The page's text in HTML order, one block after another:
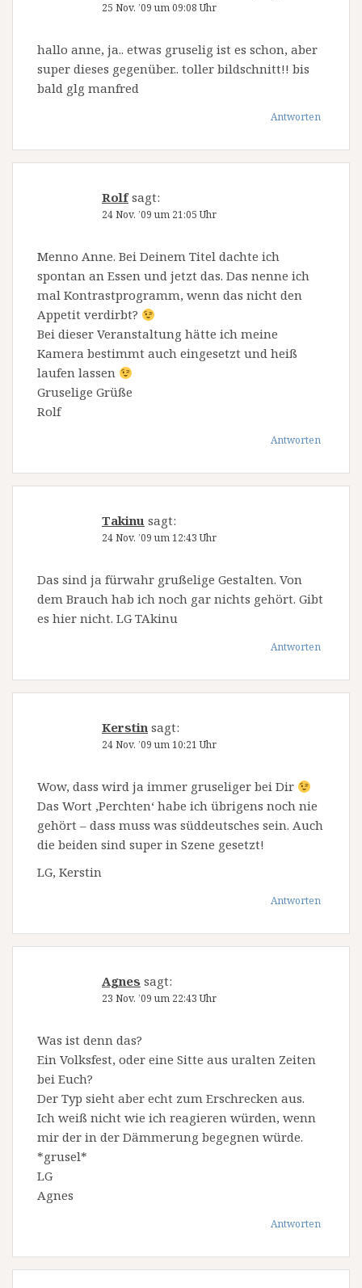
25 Nov. ’09 um 09:08 Uhr
hallo anne, ja.. etwas gruselig ist es schon, aber
super dieses gegenüber.. toller bildschnitt!! bis
bald glg manfred
Antworten
Rolf sagt:
24 Nov. ’09 um 21:05 Uhr
Menno Anne. Bei Deinem Titel dachte ich
spontan an Essen und jetzt das. Das nenne ich
mal Kontrastprogramm, wenn das nicht den
Appetit verdirbt?
Bei dieser Veranstaltung hätte ich meine
Kamera bestimmt auch eingesetzt und heiß
laufen lassen
Gruselige Grüße
Rolf
Antworten
Takinu sagt:
24 Nov. ’09 um 12:43 Uhr
Das sind ja fürwahr grußelige Gestalten. Von
dem Brauch hab ich noch gar nichts gehört. Gibt
es hier nicht. LG TAkinu
Antworten
Kerstin sagt:
24 Nov. ’09 um 10:21 Uhr
Wow, dass wird ja immer gruseliger bei Dir
Das Wort ‚Perchten‘ habe ich übrigens noch nie
gehört – dass muss was süddeutsches sein. Auch
die beiden sind super in Szene gesetzt!
LG, Kerstin
Antworten
Agnes sagt:
23 Nov. ’09 um 22:43 Uhr
Was ist denn das?
Ein Volksfest, oder eine Sitte aus uralten Zeiten
bei Euch?
Der Typ sieht aber echt zum Erschrecken aus.
Ich weiß nicht wie ich reagieren würden, wenn
mir der in der Dämmerung begegnen würde.
*grusel*
LG
Agnes
Antworten